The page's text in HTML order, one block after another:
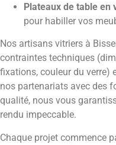
Plateaux de table en
pour habiller vos
Nos artisans vitriers à
contraintes techniques
fixations, couleur du verre)
nos partenariats avec des
qualité, nous vous
rendu impeccable.
Chaque projet commence